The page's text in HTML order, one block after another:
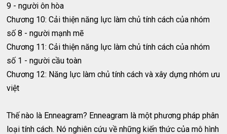
9 - người ôn hòa
Chương 10: Cải thiện năng lực làm chủ tính cách của nhóm
số 8 - người mạnh mẽ
Chương 11: Cải thiện năng lực làm chủ tính cách của nhóm
số 1 - người cầu toàn
Chương 12: Năng lực làm chủ tính cách và xây dựng nhóm ưu
việt
Thế nào là Enneagram? Enneagram là một phương pháp phân
loại tính cách. Nó nghiên cứu về những kiến thức của mô hình